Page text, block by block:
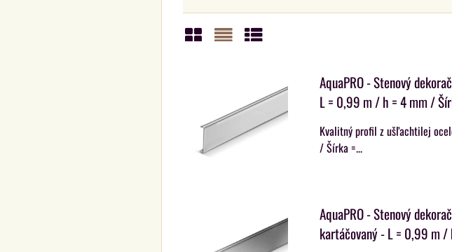
AquaPRO - Stenový
L = 0,99 m / h = 4 mm /
Kvalitný profil z ušľachtilej
/ Šírka =...
AquaPRO - Stenový
kartáčovaný - L = 0,99 m